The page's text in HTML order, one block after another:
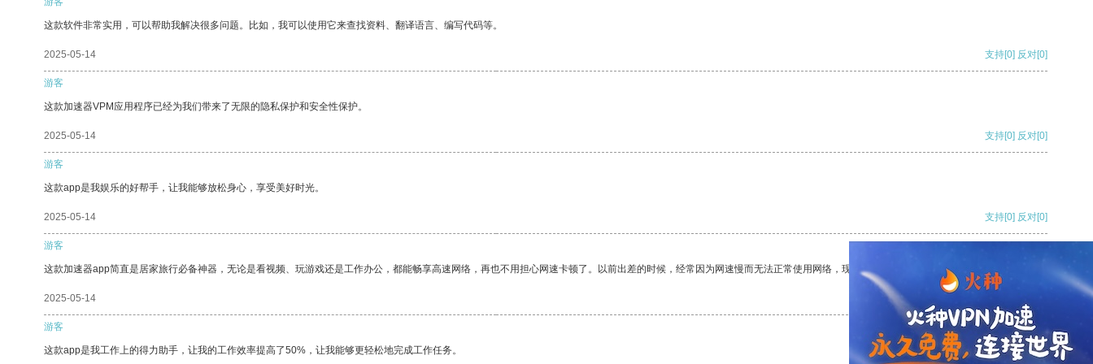
这款软件非常实用，可以帮助我解决很多问题。比如，我可以使用它来查找资料、翻译语言、编写代码等。
2025-05-14 支持[0] 反对[0]
游客
这款加速器VPM应用程序已经为我们带来了无限的隐私保护和安全性保护。
2025-05-14 支持[0] 反对[0]
游客
这款app是我娱乐的好帮手，让我能够放松身心，享受美好时光。
2025-05-14 支持[0] 反对[0]
游客
这款加速器app简直是居家旅行必备神器，无论是看视频、玩游戏还是工作办公，都能畅享高速网络，再也不用担心网速卡顿了。以前出差的时候，经常因为网速慢而无法正常使用网络，现在有了这个app，我再也不用担心了。
2025-05-14
游客
这款app是我工作上的得力助手，让我的工作效率提高了50%，让我能够更轻松地完成工作任务。